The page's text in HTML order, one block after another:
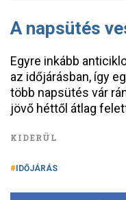
A napsütés
Egyre inkább
az időjárásban, így
több napsütés vár
jövő héttől átlag
KIDERÜL
IDŐJÁRÁS